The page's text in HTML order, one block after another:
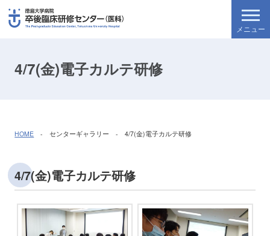
4/7(金)電子カルテ研修
HOME - センターギャラリー - 4/7(金)電子カルテ研修
4/7(金)電子カルテ研修